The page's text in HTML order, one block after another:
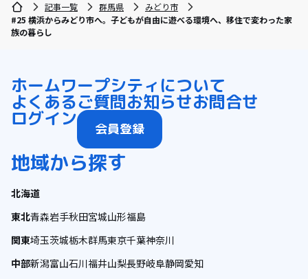
記事一覧 群馬県
みどり市
#25 横浜からみどり市へ。子どもが自由に遊べる環境へ、移住で変わった家
族の暮らし
ホームワープシティについて
よくあるご質問お知らせお問合せ
ログイン 会員登録
地域から探す
北海道
東北青森岩手秋田宮城山形福島
関東埼玉茨城栃木群馬東京千葉神奈川
中部新潟富山石川福井山梨長野岐阜静岡愛知